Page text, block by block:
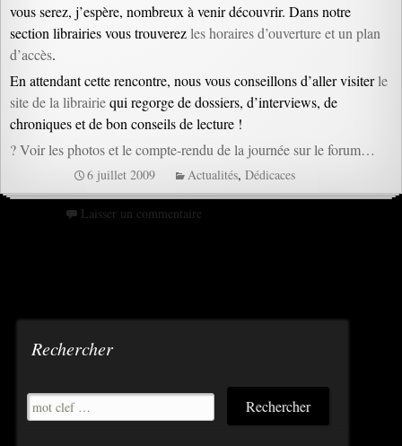
vous serez, j’espère, nombreux à venir découvrir. Dans notre
section librairies vous trouverezles horaires d’ouverture et un plan
d’accès.
En attendant cette rencontre, nous vous conseillons d’aller visiterle
site de la librairiequi regorge de dossiers, d’interviews, de
chroniques et de bon conseils de lecture !
? Voir les photos et le compte-rendu de la journée sur le forum…
6 juillet 2009 Actualités,Dédicaces
Laisser un commentaire
Rechercher